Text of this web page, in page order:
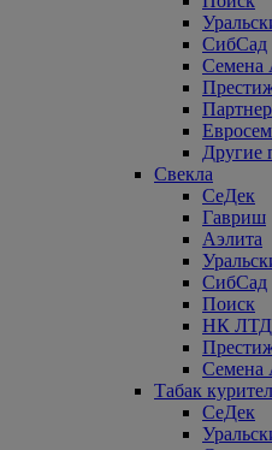
СибСад
Семена
Партнер
Другие
Свекла
СеДек
Гавриш
Аэлита
СибСад
Поиск
НК ЛТД
Семена
Табак
СеДек